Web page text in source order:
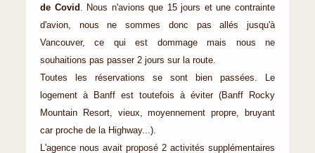
de Covid
. Nous n'avions que 15 jours et une contrainte
d'avion, nous ne sommes donc pas allés jusqu'à
Vancouver, ce qui est dommage mais nous ne
souhaitions pas passer 2 jours sur la route.
Toutes les réservations se sont bien passées. Le
logement à Banff est toutefois à éviter (Banff Rocky
Mountain Resort, vieux, moyennement propre, bruyant
car proche de la Highway...).
L'agence nous avait proposé 2 activités supplémentaires